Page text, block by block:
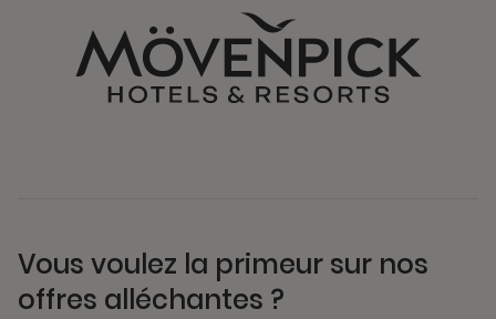
Vous voulez la primeur sur nos
offres alléchantes ?